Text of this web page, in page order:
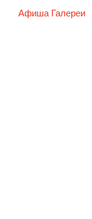
Афиша Галереи